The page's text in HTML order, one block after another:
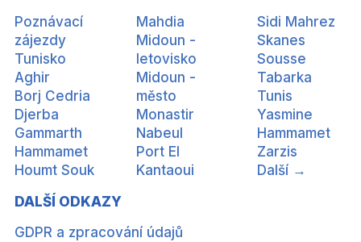
Poznávací
zájezdy
Tunisko
Aghir
Borj Cedria
Djerba
Gammarth
Hammamet
Houmt Souk
Mahdia
Midoun -
letovisko
Midoun -
město
Monastir
Nabeul
Port El
Kantaoui
Sidi Mahrez
Skanes
Sousse
Tabarka
Tunis
Yasmine
Hammamet
Zarzis
Další →
DALŠÍ ODKAZY
GDPR a zpracování údajů